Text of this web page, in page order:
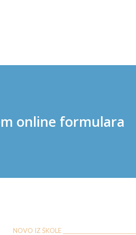
online formulara
NOVO IZ ŠKOLE